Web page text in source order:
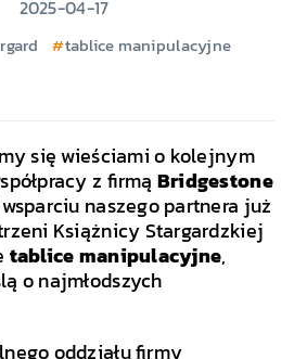
2025-04-17
tablice manipulacyjne
się wieściami o kolejnym
z firmą Bridgestone
naszego partnera już
Książnicy Stargardzkiej
tablice manipulacyjne,
o najmłodszych
oddziału firmy